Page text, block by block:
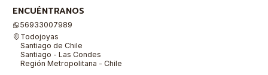
ENCUÉNTRANOS
56933007989
Todojoyas
Santiago de Chile
Santiago - Las Condes
Región Metropolitana - Chile